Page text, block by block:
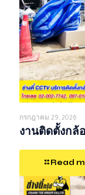
กรกฎาคม 29, 2026
งานติดตั้งกล้
Read